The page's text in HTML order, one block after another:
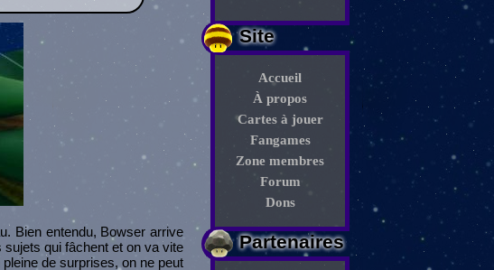
Site
Accueil
À propos
Cartes à jouer
Fangames
Zone membres
Forum
Dons
Partenaires
Bien entendu, Bowser arrive
qui fâchent et on va vite
de surprises, on ne peut